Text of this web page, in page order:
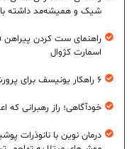
شیک و همیشه‌مد داشته
راهنمای ست کردن پیراهن
اسمارت کژوال
۶ راهکار یونیسف برای پرورش عادت‌های غذایی سالم در کودکان
خودآگاهی؛ راز رهبرانی